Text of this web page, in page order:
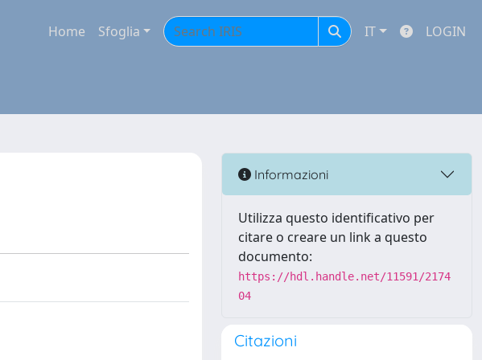
Home Sfoglia IT LOGIN
Informazioni
Utilizza questo identificativo per
citare o creare un link a questo
documento:
https://hdl.handle.net/11591/2174
04
Citazioni